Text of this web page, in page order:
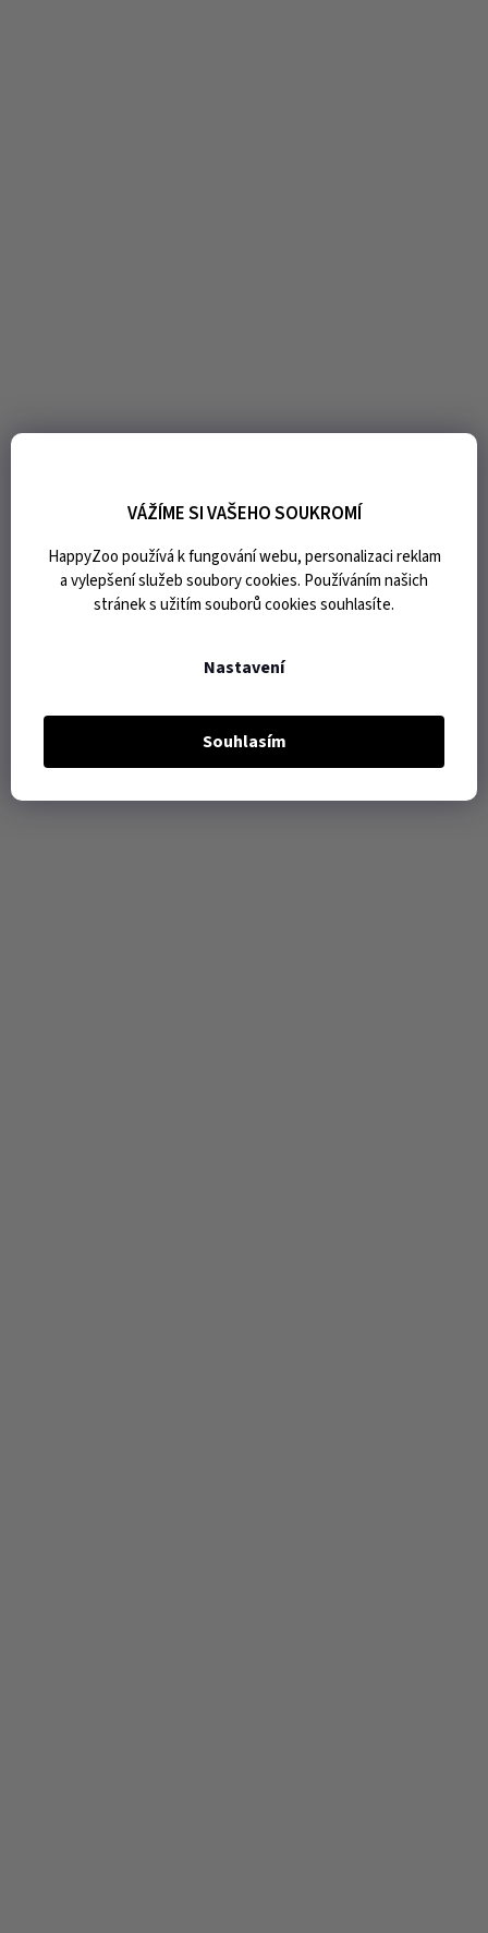
VÁŽÍME SI VAŠEHO SOUKROMÍ
HappyZoo používá k fungování webu, personalizaci reklam
a vylepšení služeb soubory cookies. Používáním našich
stránek s užitím souborů cookies souhlasíte.
Nastavení
Souhlasím